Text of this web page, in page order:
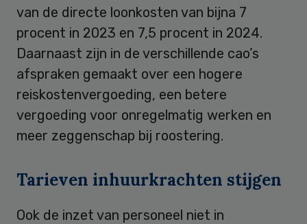
van de directe loonkosten van bijna 7
procent in 2023 en 7,5 procent in 2024.
Daarnaast zijn in de verschillende cao’s
afspraken gemaakt over een hogere
reiskostenvergoeding, een betere
vergoeding voor onregelmatig werken en
meer zeggenschap bij roostering.
Tarieven inhuurkrachten stijgen
Ook de inzet van personeel niet in